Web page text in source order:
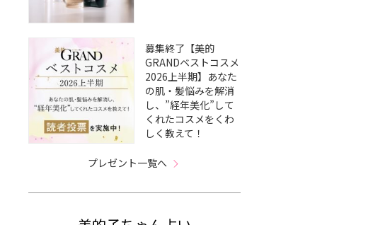
募集終了【美的
GRANDベストコスメ
2026上半期】あなた
の肌・髪悩みを解消
し、”経年美化”して
くれたコスメをくわ
しく教えて！
プレゼント一覧へ